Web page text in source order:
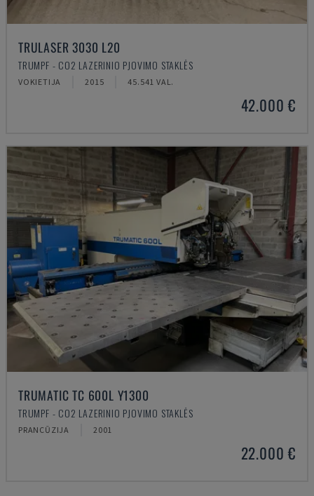
TRULASER 3030 L20
TRUMPF - CO2 LAZERINIO PJOVIMO STAKLĖS
VOKIETIJA 2015 45.541 VAL.
42.000 €
TRUMATIC TC 600L Y1300
TRUMPF - CO2 LAZERINIO PJOVIMO STAKLĖS
PRANCŪZIJA 2001
22.000 €